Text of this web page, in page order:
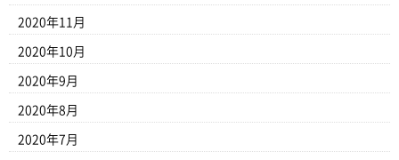
2020年11月
2020年10月
2020年9月
2020年8月
2020年7月